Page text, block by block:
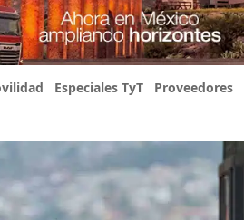
Especiales TyT Proveedores